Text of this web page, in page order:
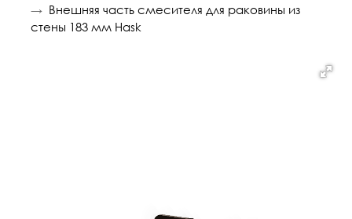
Внешняя часть смесителя для раковины из
стены 183 мм Hask